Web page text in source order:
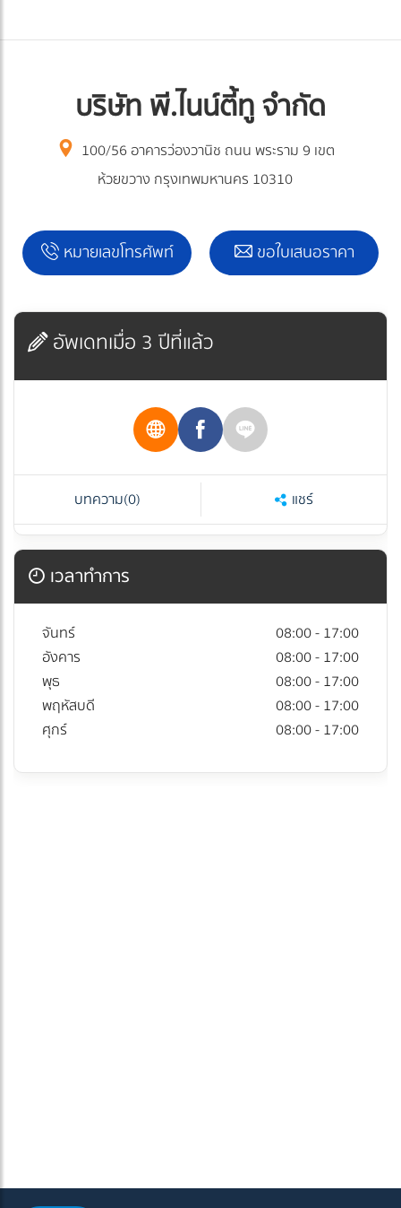
บริษัท พี.ไนน์ตี้ทู จำกัด
100/56 อาคารว่องวานิช ถนน พระราม 9 เขต
ห้วยขวาง กรุงเทพมหานคร 10310
หมายเลขโทรศัพท์ ขอใบเสนอราคา
อัพเดทเมื่อ 3 ปีที่แล้ว
บทความ(0) แชร์
เวลาทำการ
จันทร์
08:00 - 17:00
อังคาร
08:00 - 17:00
พุธ
08:00 - 17:00
พฤหัสบดี
08:00 - 17:00
ศุกร์
08:00 - 17:00